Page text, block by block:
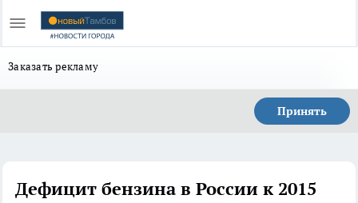
Заказать рекламу
Принять
Дефицит бензина в России к 2015